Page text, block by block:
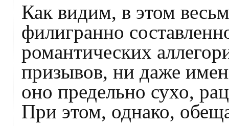
Как видим, в этом
филигранно
романтических
призывов, ни даже
оно предельно сухо,
При этом, однако,